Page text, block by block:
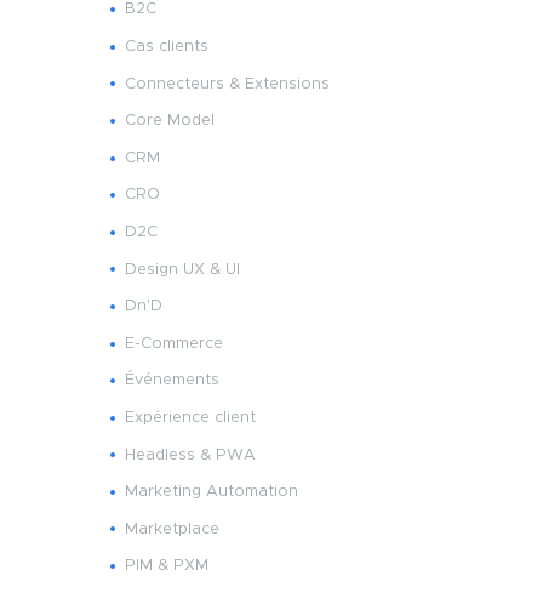
B2C
Cas clients
Connecteurs & Extensions
Core Model
CRM
CRO
D2C
Design UX & UI
Dn'D
E-Commerce
Événements
Expérience client
Headless & PWA
Marketing Automation
Marketplace
PIM & PXM